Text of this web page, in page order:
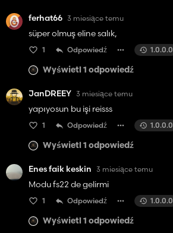
ferhat66 3 miesiące temu
süper olmuş eline salık,
1 Odpowiedź 1.0.0.0
Wyświetl 1 odpowiedź
JanDREEY 3 miesiące temu
yapıyosun bu işi reisss
1 Odpowiedź 1.0.0.0
Wyświetl 1 odpowiedź
Enes faik keskin 3 miesiące temu
Modu fs22 de gelirmi
1 Odpowiedź 1.0.0.0
Wyświetl 1 odpowiedź